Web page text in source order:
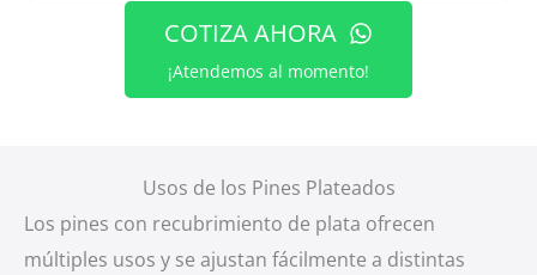
COTIZA AHORA
¡Atendemos al momento!
Usos de los Pines Plateados
Los pines con recubrimiento de plata ofrecen
múltiples usos y se ajustan fácilmente a distintas